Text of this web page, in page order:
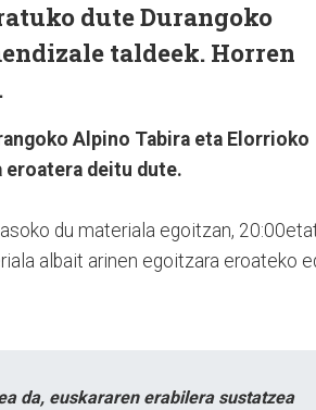
dute Durangoko
taldeek. Horren
Alpino Tabira eta Elorrioko
eroatera deitu dute.
du materiala egoitzan,
albait arinen egoitzara eroateko
da, euskararen erabilera sustatzea